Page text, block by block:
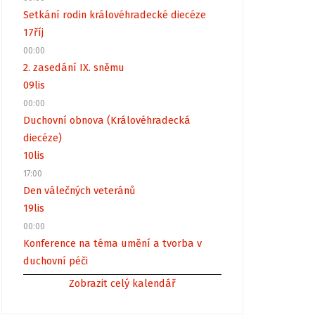
Setkání rodin královéhradecké diecéze
17říj
00:00
2. zasedání IX. sněmu
09lis
00:00
Duchovní obnova (Královéhradecká
diecéze)
10lis
17:00
Den válečných veteránů
19lis
00:00
Konference na téma umění a tvorba v
duchovní péči
Zobrazit celý kalendář